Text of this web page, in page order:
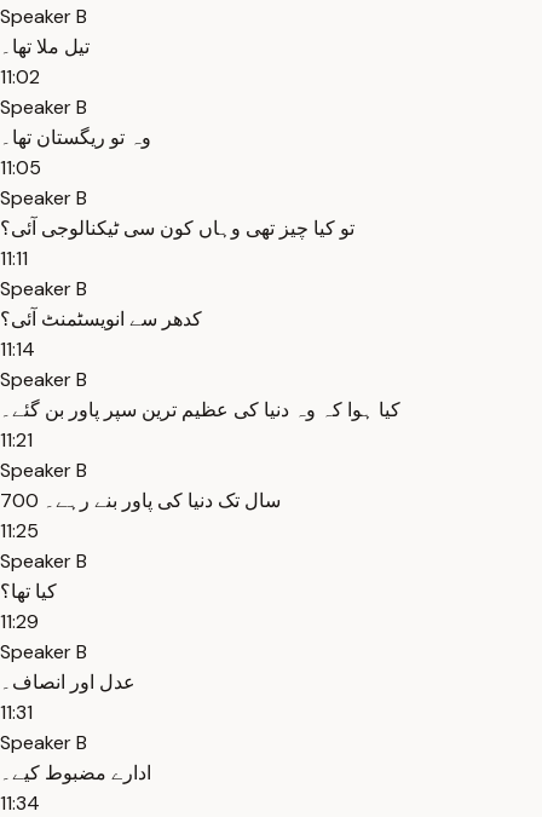
Speaker B
تیل ملا تھا۔
11:02
Speaker B
وہ تو ریگستان تھا۔
11:05
Speaker B
تو کیا چیز تھی وہاں کون سی ٹیکنالوجی آئی؟
11:11
Speaker B
کدھر سے انویسٹمنٹ آئی؟
11:14
Speaker B
کیا ہوا کہ وہ دنیا کی عظیم ترین سپر پاور بن گئے۔
11:21
Speaker B
700 سال تک دنیا کی پاور بنے رہے۔
11:25
Speaker B
کیا تھا؟
11:29
Speaker B
عدل اور انصاف۔
11:31
Speaker B
ادارے مضبوط کیے۔
11:34